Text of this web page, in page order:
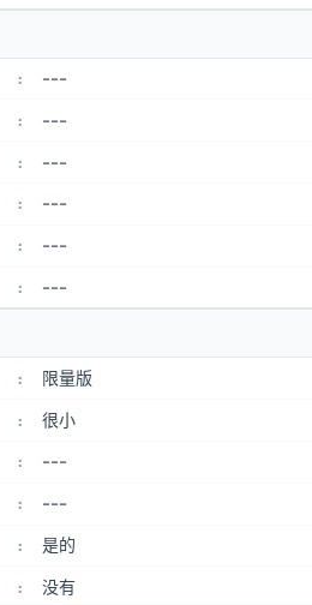
: ---
: ---
: ---
: ---
: ---
: ---
: 限量版
: 很小
: ---
: ---
: 是的
: 没有